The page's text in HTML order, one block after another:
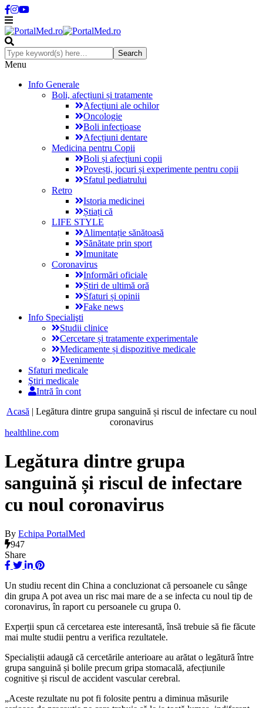
Menu
Info Generale
Boli, afecțiuni și tratamente
Afecțiuni ale ochilor
Oncologie
Boli infecțioase
Afecțiuni dentare
Medicina pentru Copii
Boli și afecțiuni copii
Povești, jocuri și experimente pentru copii
Sfatul pediatrului
Retro
Istoria medicinei
Știați că
LIFE STYLE
Alimentație sănătoasă
Sănătate prin sport
Imunitate
Coronavirus
Informări oficiale
Știri de ultimă oră
Sfaturi și opinii
Fake news
Info Specialişti
Studii clinice
Cercetare și tratamente experimentale
Medicamente și dispozitive medicale
Evenimente
Sfaturi medicale
Ştiri medicale
Intră în cont
Acasă | Legătura dintre grupa sanguină și riscul de infectare cu noul
coronavirus
healthline.com
Legătura dintre grupa
sanguină și riscul de infectare
cu noul coronavirus
By Echipa PortalMed
947
Share
Un studiu recent din China a concluzionat că persoanele cu sânge
din grupa A pot avea un risc mai mare de a se infecta cu noul tip de
coronavirus, în raport cu persoanele cu grupa 0.
Experții spun că cercetarea este interesantă, însă trebuie să fie făcute
mai multe studii pentru a verifica rezultatele.
Specialiștii adaugă că cercetările anterioare au arătat o legătură între
grupa sanguină și bolile precum gripa stomacală, afecțiunile
cognitive și riscul de accident vascular cerebral.
„Aceste rezultate nu pot fi folosite pentru a diminua măsurile